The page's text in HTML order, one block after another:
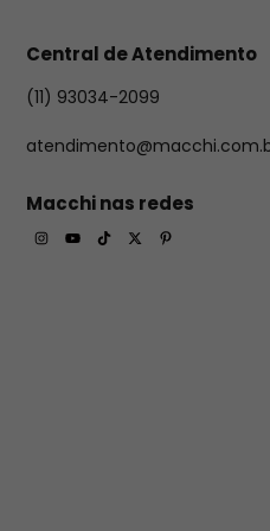
Central de Atendimento
(11) 93034-2099
Macchi nas redes